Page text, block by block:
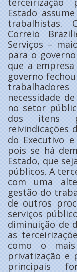
Estado
trabalhistas.
Correio
Serviços –
para o
que a
governo
necessidade
no setor
dos itens
reivindicações
do Executivo
pois se há
Estado, que
públicos. A
com uma
gestão do
de outros
serviços
diminuição de
as
como o
privatização e
principais